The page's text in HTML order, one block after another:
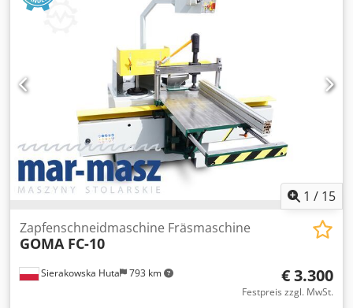
1 / 15
Sierakowska Huta 793 km
Zapfenschneidmaschine Fräsmaschine
GOMA FC-10
€ 3.300
Festpreis zzgl. MwSt.